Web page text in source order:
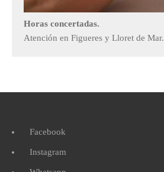
Horas concertadas.
Atención en Figueres y Lloret de Mar.
Facebook
Instagram